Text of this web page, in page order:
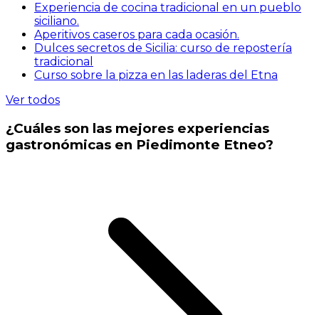
Experiencia de cocina tradicional en un pueblo
siciliano.
Aperitivos caseros para cada ocasión.
Dulces secretos de Sicilia: curso de repostería
tradicional
Curso sobre la pizza en las laderas del Etna
Ver todos
¿Cuáles son las mejores experiencias
gastronómicas en Piedimonte Etneo?